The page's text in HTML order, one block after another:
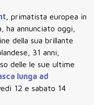
, primatista europea in
ha annunciato oggi,
della sua brillante
31 anni,
delle le sue ultime
lunga ad
12 e sabato 14